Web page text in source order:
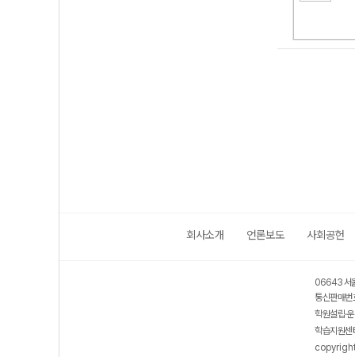
회사소개 언론보도 사회공헌
06643 서
통신판매
학원설립·
학습지원